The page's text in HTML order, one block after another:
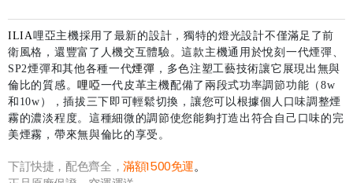
ILIA哩亞主機採用了最新的設計，獨特的燈光設計不僅滿足了前
衛風格，還豐富了人機交互體驗。這款主機通用於悅刻一代煙彈、
SP2煙彈和其他各種一代煙彈 ，多色注塑工藝技術讓它展現出無與
倫比的質感。哩啞一代皮革主機配備了兩段式功率調節功能（8w
和10w），插拔三下即可輕鬆切換，讓您可以根據個人口味調整煙
霧的濃淡程度。這種細微的調節使您能夠打造出符合自己口味的完
美煙霧，帶來無與倫比的享受。
下訂快捷，配色齊全，滿額1500免運。